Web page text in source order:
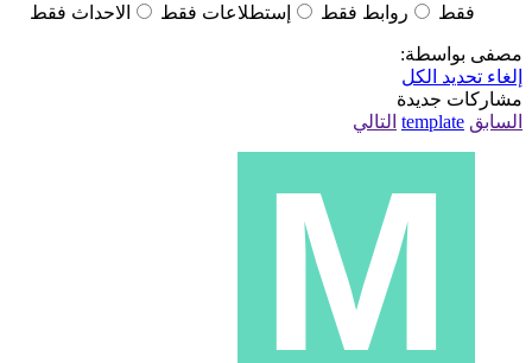
فقط
روابط فقط إستطلاعات فقط الاحداث فقط
مصفى بواسطة:
إلغاء تحديد الكل
مشاركات جديدة
السابق template التالي